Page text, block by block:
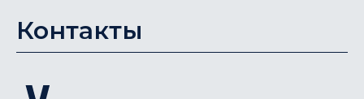
Контакты